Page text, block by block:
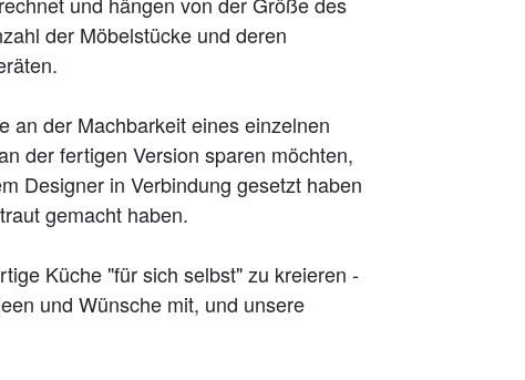
der Möbelstücke und deren
an der Machbarkeit eines einzelnen
der fertigen Version sparen möchten,
Designer in Verbindung gesetzt haben
gemacht haben.
Küche "für sich selbst" zu kreieren -
und Wünsche mit, und unsere